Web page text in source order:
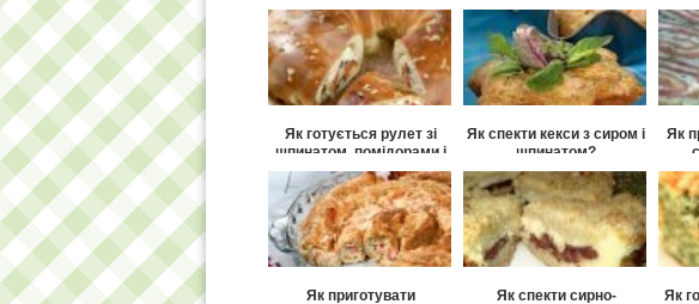
Як готується рулет зі
шпинатом, помідорами і
сиром?
Як спекти кекси з сиром і
шпинатом?
Як
Як приготувати
Як спекти сирно-
Як